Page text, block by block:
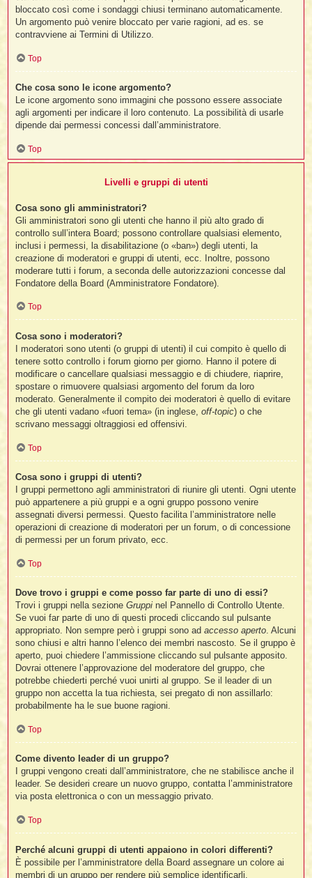
bloccato così come i sondaggi chiusi terminano automaticamente.
Un argomento può venire bloccato per varie ragioni, ad es. se
contravviene ai Termini di Utilizzo.
Top
Che cosa sono le icone argomento?
Le icone argomento sono immagini che possono essere associate
agli argomenti per indicare il loro contenuto. La possibilità di usarle
dipende dai permessi concessi dall’amministratore.
Top
Livelli e gruppi di utenti
Cosa sono gli amministratori?
Gli amministratori sono gli utenti che hanno il più alto grado di
controllo sull’intera Board; possono controllare qualsiasi elemento,
inclusi i permessi, la disabilitazione (o «ban») degli utenti, la
creazione di moderatori e gruppi di utenti, ecc. Inoltre, possono
moderare tutti i forum, a seconda delle autorizzazioni concesse dal
Fondatore della Board (Amministratore Fondatore).
Top
Cosa sono i moderatori?
I moderatori sono utenti (o gruppi di utenti) il cui compito è quello di
tenere sotto controllo i forum giorno per giorno. Hanno il potere di
modificare o cancellare qualsiasi messaggio e di chiudere, riaprire,
spostare o rimuovere qualsiasi argomento del forum da loro
moderato. Generalmente il compito dei moderatori è quello di evitare
che gli utenti vadano «fuori tema» (in inglese,off-topic) o che
scrivano messaggi oltraggiosi ed offensivi.
Top
Cosa sono i gruppi di utenti?
I gruppi permettono agli amministratori di riunire gli utenti. Ogni utente
può appartenere a più gruppi e a ogni gruppo possono venire
assegnati diversi permessi. Questo facilita l’amministratore nelle
operazioni di creazione di moderatori per un forum, o di concessione
di permessi per un forum privato, ecc.
Top
Dove trovo i gruppi e come posso far parte di uno di essi?
Trovi i gruppi nella sezioneGruppi nel Pannello di Controllo Utente.
Se vuoi far parte di uno di questi procedi cliccando sul pulsante
appropriato. Non sempre però i gruppi sono adaccesso aperto. Alcuni
sono chiusi e altri hanno l’elenco dei membri nascosto. Se il gruppo è
aperto, puoi chiedere l’ammissione cliccando sul pulsante apposito.
Dovrai ottenere l’approvazione del moderatore del gruppo, che
potrebbe chiederti perché vuoi unirti al gruppo. Se il leader di un
gruppo non accetta la tua richiesta, sei pregato di non assillarlo:
probabilmente ha le sue buone ragioni.
Top
Come divento leader di un gruppo?
I gruppi vengono creati dall’amministratore, che ne stabilisce anche il
leader. Se desideri creare un nuovo gruppo, contatta l’amministratore
via posta elettronica o con un messaggio privato.
Top
Perché alcuni gruppi di utenti appaiono in colori differenti?
È possibile per l’amministratore della Board assegnare un colore ai
membri di un gruppo per rendere più semplice identificarli.